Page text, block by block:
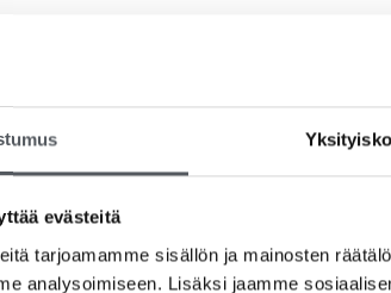
evästeitä
tarjoamamme sisällön ja mainosten
analysoimiseen. Lisäksi jaamme